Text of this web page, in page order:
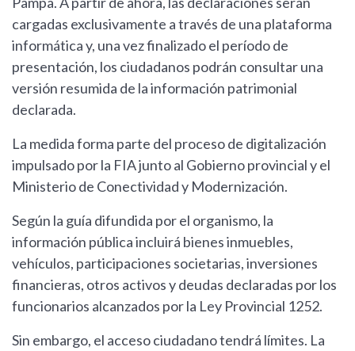
cargadas exclusivamente a través de una plataforma
informática y, una vez finalizado el período de
presentación, los ciudadanos podrán consultar una
versión resumida de la información patrimonial
declarada.
La medida forma parte del proceso de digitalización
impulsado por la FIA junto al Gobierno provincial y el
Ministerio de Conectividad y Modernización.
Según la guía difundida por el organismo, la
información pública incluirá bienes inmuebles,
vehículos, participaciones societarias, inversiones
financieras, otros activos y deudas declaradas por los
funcionarios alcanzados por la Ley Provincial 1252.
Sin embargo, el acceso ciudadano tendrá límites. La